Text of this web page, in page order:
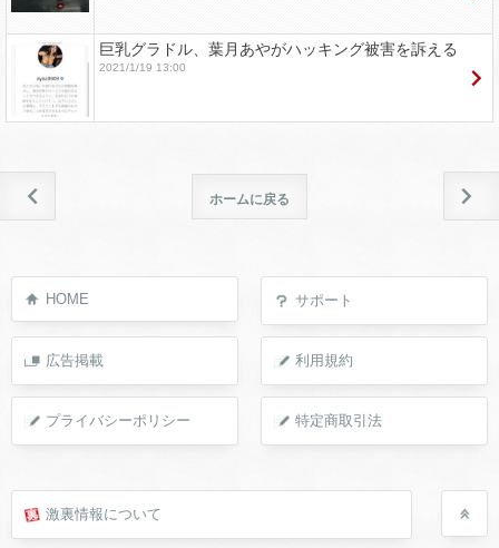
巨乳グラドル、葉月あやがハッキング被害を訴える
2021/1/19 13:00
ホームに戻る
HOME サポート
広告掲載 利用規約
プライバシーポリシー 特定商取引法
激裏情報について